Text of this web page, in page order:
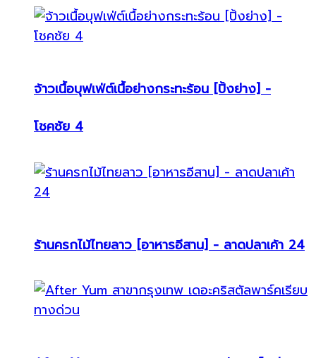
จ้าวเนื้อบุฟเฟ่ต์เนื้อย่างกระทะร้อน [ปิ้งย่าง] -
โชคชัย 4
ร้านครกไม้ไทยลาว [อาหารอีสาน] - ลาดปลาเค้า 24